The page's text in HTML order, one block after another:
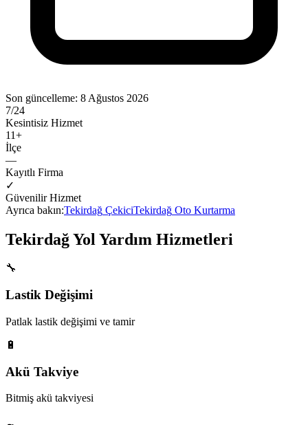
Son güncelleme: 8 Ağustos 2026
7/24
Kesintisiz Hizmet
11+
İlçe
—
Kayıtlı Firma
✓
Güvenilir Hizmet
Ayrıca bakın:Tekirdağ ÇekiciTekirdağ Oto Kurtarma
TekirdağYol Yardım Hizmetleri
🔧
Lastik Değişimi
Patlak lastik değişimi ve tamir
🔋
Akü Takviye
Bitmiş akü takviyesi